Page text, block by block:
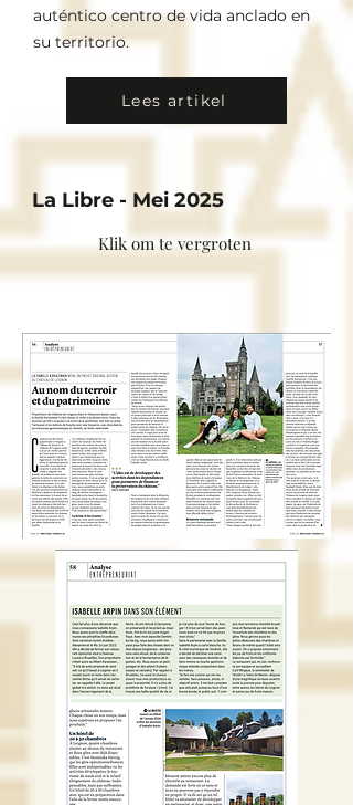
auténtico centro de vida anclado en
su territorio.
Lees artikel
La Libre - Mei 2025
Klik om te vergroten